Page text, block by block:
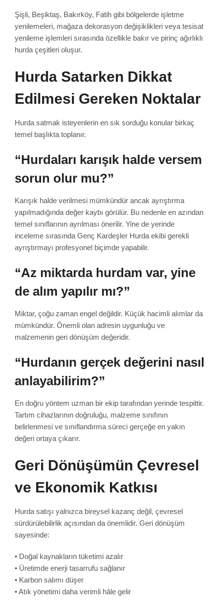
Şişli, Beşiktaş, Bakırköy, Fatih gibi bölgelerde işletme
yenilemeleri, mağaza dekorasyon değişiklikleri veya tesisat
yenileme işlemleri sırasında özellikle bakır ve pirinç ağırlıklı
hurda çeşitleri oluşur.
Hurda Satarken Dikkat
Edilmesi Gereken Noktalar
Hurda satmak isteyenlerin en sık sorduğu konular birkaç
temel başlıkta toplanır.
“Hurdaları karışık halde versem
sorun olur mu?”
Karışık halde verilmesi mümkündür ancak ayrıştırma
yapılmadığında değer kaybı görülür. Bu nedenle en azından
temel sınıflarının ayrılması önerilir. Yine de yerinde
inceleme sırasında Genç Kardeşler Hurda ekibi gerekli
ayrıştırmayı profesyonel biçimde yapabilir.
“Az miktarda hurdam var, yine
de alım yapılır mı?”
Miktar, çoğu zaman engel değildir. Küçük hacimli alımlar da
mümkündür. Önemli olan adresin uygunluğu ve
malzemenin geri dönüşüm değeridir.
“Hurdanın gerçek değerini nasıl
anlayabilirim?”
En doğru yöntem uzman bir ekip tarafından yerinde tespittir.
Tartım cihazlarının doğruluğu, malzeme sınıfının
belirlenmesi ve sınıflandırma süreci gerçeğe en yakın
değeri ortaya çıkarır.
Geri Dönüşümün Çevresel
ve Ekonomik Katkısı
Hurda satışı yalnızca bireysel kazanç değil, çevresel
sürdürülebilirlik açısından da önemlidir. Geri dönüşüm
sayesinde:
• Doğal kaynakların tüketimi azalır
• Üretimde enerji tasarrufu sağlanır
• Karbon salımı düşer
• Atık yönetimi daha verimli hâle gelir